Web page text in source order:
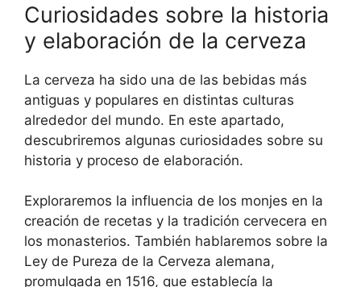
Curiosidades sobre la historia
y elaboración de la cerveza
La cerveza ha sido una de las bebidas más
antiguas y populares en distintas culturas
alrededor del mundo. En este apartado,
descubriremos algunas curiosidades sobre su
historia y proceso de elaboración.
Exploraremos la influencia de los monjes en la
creación de recetas y la tradición cervecera en
los monasterios. También hablaremos sobre la
Ley de Pureza de la Cerveza alemana,
promulgada en 1516, que establecía la